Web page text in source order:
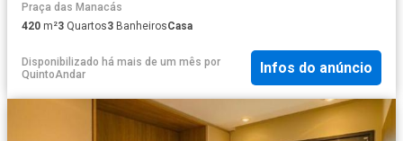
Praça das Manacás
420 m²3 Quartos3 BanheirosCasa
Disponibilizado há mais de um mês por
QuintoAndar
Infos do anúncio